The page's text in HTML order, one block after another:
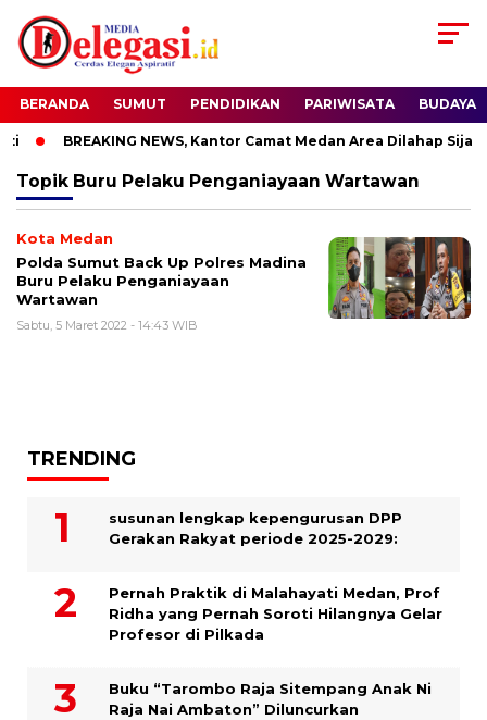
BERANDA SUMUT PENDIDIKAN PARIWISATA BUDAYA
BREAKING NEWS, Kantor Camat Medan Area Dilahap Sijago
Topik Buru Pelaku Penganiayaan Wartawan
Kota Medan
Polda Sumut Back Up Polres Madina
Buru Pelaku Penganiayaan
Wartawan
Sabtu, 5 Maret 2022 - 14:43 WIB
TRENDING
susunan lengkap kepengurusan DPP
Gerakan Rakyat periode 2025-2029:
Pernah Praktik di Malahayati Medan, Prof
Ridha yang Pernah Soroti Hilangnya Gelar
Profesor di Pilkada
Buku “Tarombo Raja Sitempang Anak Ni
Raja Nai Ambaton” Diluncurkan